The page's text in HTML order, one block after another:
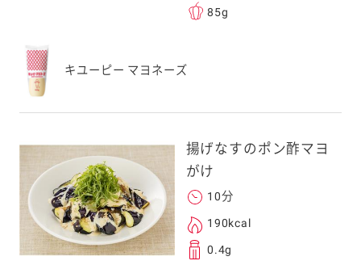
85g
キユーピー マヨネーズ
揚げなすのポン酢マヨ
がけ
10分
190kcal
0.4g